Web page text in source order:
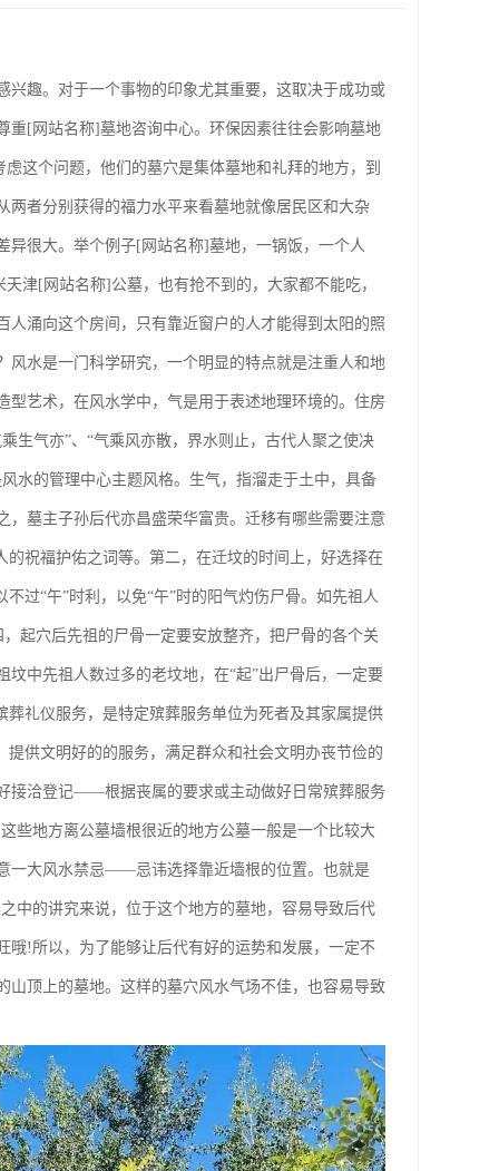
趣。对于一个事物的印象尤其重要，这取决于成功或
重[网站名称]墓地咨询中心。环保因素往往会影响墓地
这个问题，他们的墓穴是集体墓地和礼拜的地方，到
两者分别获得的福力水平来看墓地就像居民区和大杂
异很大。举个例子[网站名称]墓地，一锅饭，一个人
津[网站名称]公墓，也有抢不到的，大家都不能吃，
人涌向这个房间，只有靠近窗户的人才能得到太阳的照
水是一门科学研究，一个明显的特点就是注重人和地
艺术，在风水学中，气是用于表述地理环境的。住房
生气亦”、“气乘风亦散，界水则止，古代人聚之使决
水的管理中心主题风格。生气，指溜走于土中，具备
墓主子孙后代亦昌盛荣华富贵。迁移有哪些需要注意
祝福护佑之词等。第二，在迁坟的时间上，好选择在
过“午”时利，以免“午”时的阳气灼伤尸骨。如先祖人
起穴后先祖的尸骨一定要安放整齐，把尸骨的各个关
中先祖人数过多的老坟地，在“起”出尸骨后，一定要
礼仪服务，是特定殡葬服务单位为死者及其家属提供
供文明好的的服务，满足群众和社会文明办丧节俭的
洽登记——根据丧属的要求或主动做好日常殡葬服务
些地方离公墓墙根很近的地方公墓一般是一个比较大
一大风水禁忌——忌讳选择靠近墙根的位置。也就是
中的讲究来说，位于这个地方的墓地，容易导致后代
哦!所以，为了能够让后代有好的运势和发展，一定不
顶上的墓地。这样的墓穴风水气场不佳，也容易导致